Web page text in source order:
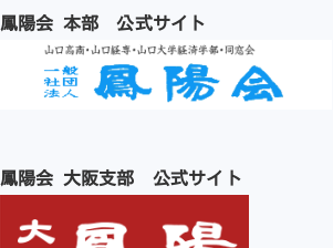
鳳陽会 本部 公式サイト
鳳陽会 大阪支部 公式サイト